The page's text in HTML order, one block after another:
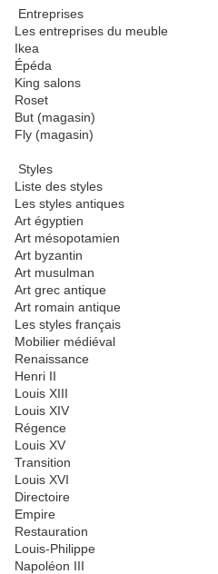
Entreprises
Les entreprises du meuble
Ikea
Épéda
King salons
Roset
But (magasin)
Fly (magasin)
Styles
Liste des styles
Les styles antiques
Art égyptien
Art mésopotamien
Art byzantin
Art musulman
Art grec antique
Art romain antique
Les styles français
Mobilier médiéval
Renaissance
Henri II
Louis XIII
Louis XIV
Régence
Louis XV
Transition
Louis XVI
Directoire
Empire
Restauration
Louis-Philippe
Napoléon III